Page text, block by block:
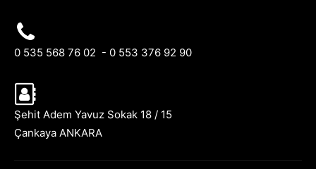
0 535 568 76 02 - 0 553 376 92 90
Şehit Adem Yavuz Sokak 18 / 15
Çankaya ANKARA